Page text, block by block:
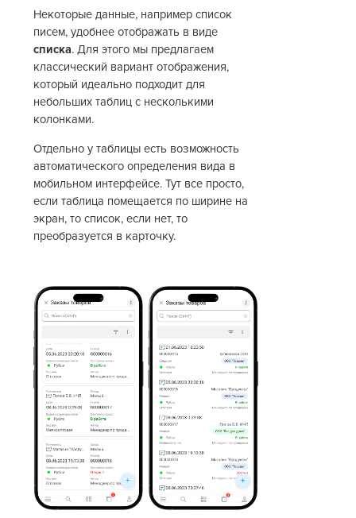
Некоторые данные, например список
писем, удобнее отображать в виде
списка. Для этого мы предлагаем
классический вариант отображения,
который идеально подходит для
небольших таблиц с несколькими
колонками.
Отдельно у таблицы есть возможность
автоматического определения вида в
мобильном интерфейсе. Тут все просто,
если таблица помещается по ширине на
экран, то список, если нет, то
преобразуется в карточку.